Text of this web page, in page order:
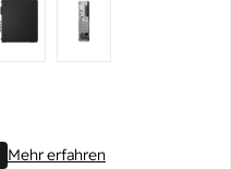
Mehr erfahren